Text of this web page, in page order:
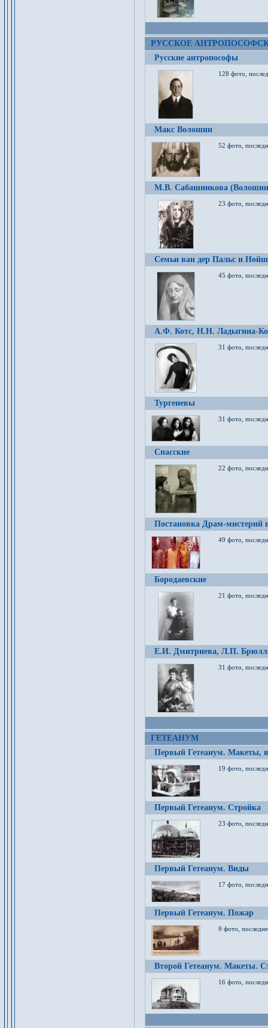
РУССКОЕ
Русские антропософы
128 фото,
Макс Волошин
52 фото,
М.В. Сабашникова
23 фото,
Семьи ван дер Пальс и
45 фото,
А.Ф. Котс, Н.Н. Ладыгина-
31 фото,
Тургеневы
31 фото,
Спасские
22 фото,
Постановка Драм-мистерий
49 фото,
Бородаевские
21 фото,
Е.И. Дмитриева, Л.П.
31 фото,
ГЕТЕАНУМ
Первый Гетеанум. Макеты,
19 фото,
Первый Гетеанум. Стройка
23 фото,
Первый Гетеанум. Виды
17 фото,
Первый Гетеанум. Пожар
9 фото,
Второй Гетеанум. Макеты.
16 фото,